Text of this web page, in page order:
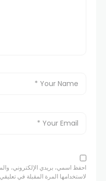
احفظ اسمي، بريدي الإلكتروني،
لاستخدامها المرة المقبلة في